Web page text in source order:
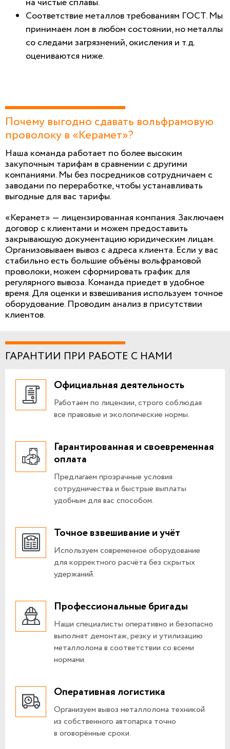
Соответствие металлов требованиям ГОСТ. Мы
принимаем лом в любом состоянии, но металлы
со следами загрязнений, окисления и т.д.
оцениваются ниже.
Почему выгодно сдавать вольфрамовую
проволоку в «Керамет»?
Наша команда работает по более высоким
закупочным тарифам в сравнении с другими
компаниями. Мы без посредников сотрудничаем с
заводами по переработке, чтобы устанавливать
выгодные для вас тарифы.
«Керамет» — лицензированная компания. Заключаем
договор с клиентами и можем предоставить
закрывающую документацию юридическим лицам.
Организовываем вывоз с адреса клиента. Если у вас
стабильно есть большие объёмы вольфрамовой
проволоки, можем сформировать график для
регулярного вывоза. Команда приедет в удобное
время. Для оценки и взвешивания используем точное
оборудование. Проводим анализ в присутствии
клиентов.
ГАРАНТИИ ПРИ РАБОТЕ С НАМИ
Официальная деятельность
Работаем по лицензии, строго соблюдая
все правовые и экологические нормы.
Гарантированная и своевременная
оплата
Предлагаем прозрачные условия
сотрудничества и быстрые выплаты
удобным для вас способом.
Точное взвешивание и учёт
Используем современное оборудование
для корректного расчёта без скрытых
удержаний.
Профессиональные бригады
Наши специалисты оперативно и безопасно
выполнят демонтаж, резку и утилизацию
металлолома в соответствии со всеми
нормами.
Оперативная логистика
Организуем вывоз металлолома техникой
из собственного автопарка точно
в оговорённые сроки.